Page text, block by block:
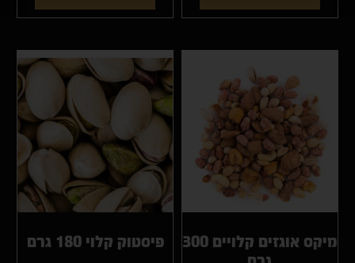
מיקס אוגזים קלויים 300
פיסטוק קלוי 180 גרם